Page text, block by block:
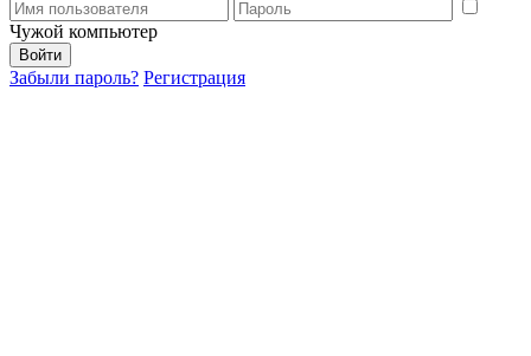
Чужой компьютер
Забыли пароль? Регистрация